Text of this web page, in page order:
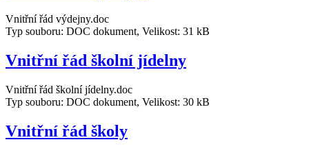
Vnitřní řád výdejny.doc
Typ souboru: DOC dokument, Velikost: 31 kB
Vnitřní řád školní jídelny
Vnitřní řád školní jídelny.doc
Typ souboru: DOC dokument, Velikost: 30 kB
Vnitřní řád školy